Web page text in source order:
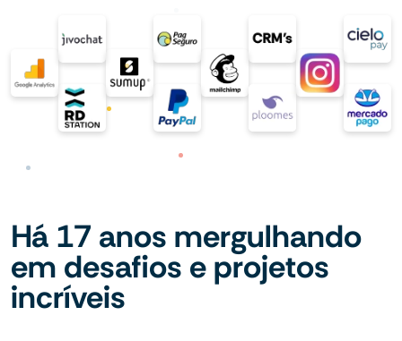
Há 17 anos mergulhando
em desafios e projetos
incríveis